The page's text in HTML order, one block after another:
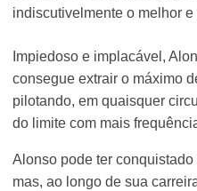
indiscutivelmente o melhor
Impiedoso e implacável,
consegue extrair o máximo
pilotando, em quaisquer
do limite com mais
Alonso pode ter
mas, ao longo de sua